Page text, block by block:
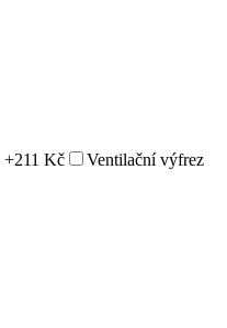
+211 Kč
Ventilační výfrez